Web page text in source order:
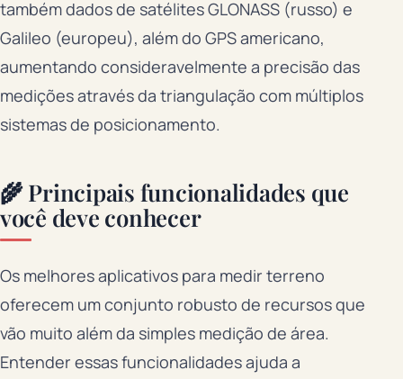
também dados de satélites GLONASS (russo) e
Galileo (europeu), além do GPS americano,
aumentando consideravelmente a precisão das
medições através da triangulação com múltiplos
sistemas de posicionamento.
🌾 Principais funcionalidades que
você deve conhecer
Os melhores aplicativos para medir terreno
oferecem um conjunto robusto de recursos que
vão muito além da simples medição de área.
Entender essas funcionalidades ajuda a